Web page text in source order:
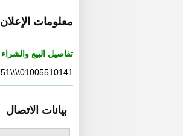
معلومات الإعلان
تفاصيل البيع والشراء
01005510141\\\\01229295351
بيانات الاتصال